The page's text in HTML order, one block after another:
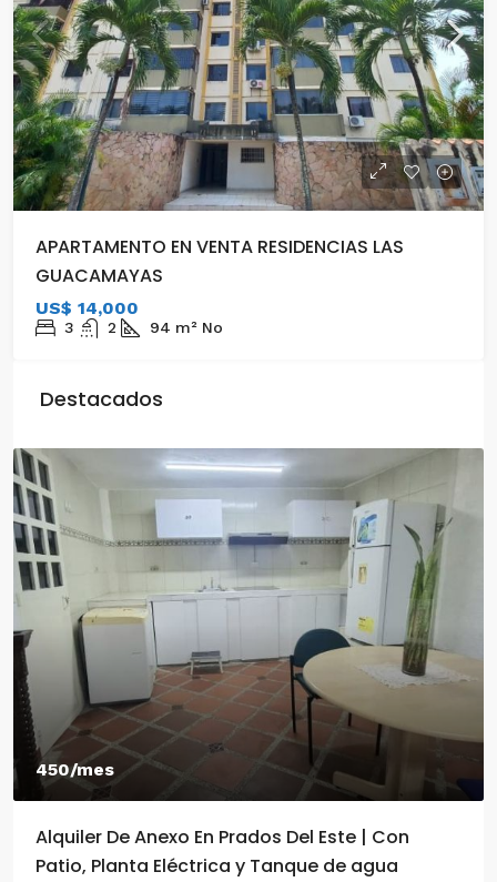
APARTAMENTO EN VENTA RESIDENCIAS LAS
GUACAMAYAS
US$ 14,000
3 2 94 m² No
Destacados
450/mes
Alquiler De Anexo En Prados Del Este | Con
Patio, Planta Eléctrica y Tanque de agua